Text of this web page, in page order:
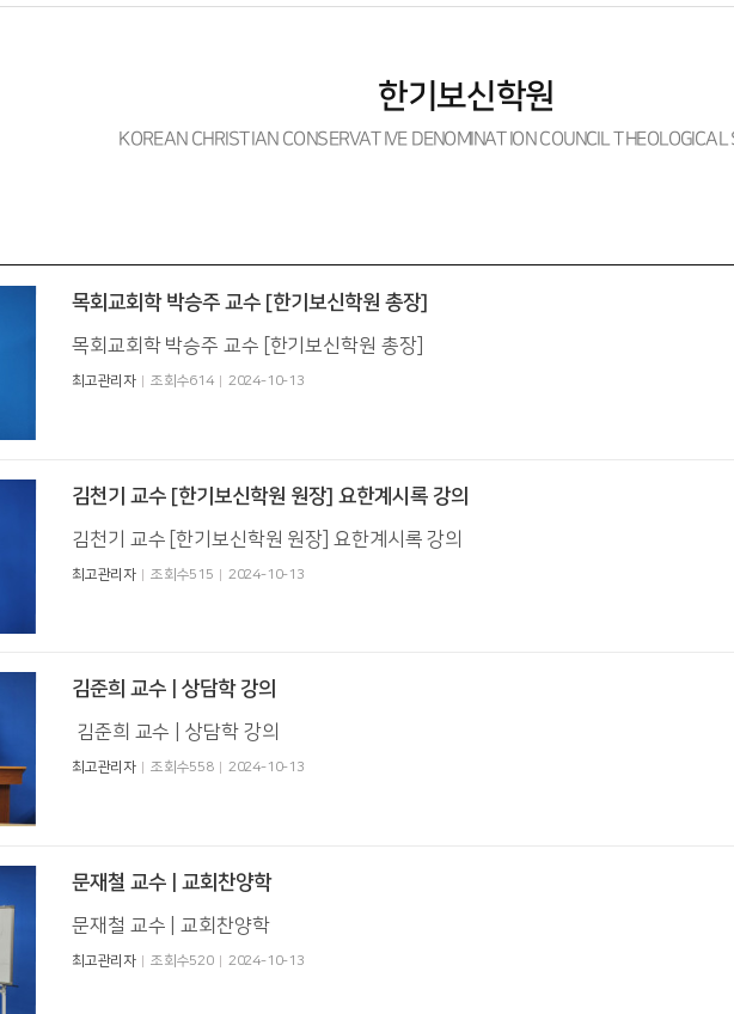
한기보신학원
KOREAN CHRISTIAN CONSERVATIVE DENOMINATION COUNCIL THEOLOGICAL
목회교회학 박승주 교수 [한기보신학원 총장]
목회교회학 박승주 교수 [한기보신학원 총장]
최고관리자 조회수614 2024-10-13
김천기 교수 [한기보신학원 원장] 요한계시록 강의
김천기 교수 [한기보신학원 원장] 요한계시록 강의
최고관리자 조회수515 2024-10-13
김준희 교수 | 상담학 강의
김준희 교수 | 상담학 강의
최고관리자 조회수558 2024-10-13
문재철 교수 | 교회찬양학
문재철 교수 | 교회찬양학
최고관리자 조회수520 2024-10-13